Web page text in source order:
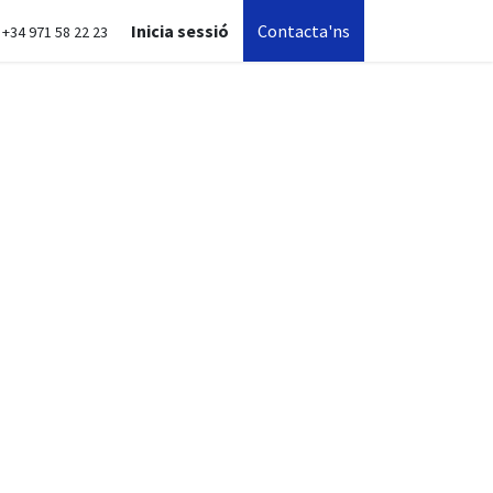
+34 971 58 22 23 Inicia sessió Contacta'ns